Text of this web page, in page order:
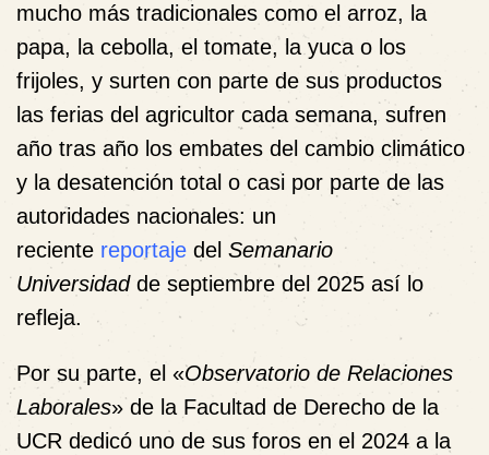
mucho más tradicionales como el arroz, la
papa, la cebolla, el tomate, la yuca o los
frijoles, y surten con parte de sus productos
las ferias del agricultor cada semana, sufren
año tras año los embates del cambio climático
y la desatención total o casi por parte de las
autoridades nacionales: un
reciente reportaje del Semanario
Universidadde septiembre del 2025 así lo
refleja.
Por su parte, el «Observatorio de Relaciones
Laborales» de la Facultad de Derecho de la
UCR dedicó uno de sus foros en el 2024 a la